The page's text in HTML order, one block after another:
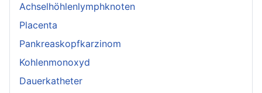
Achselhöhlenlymphknoten
Placenta
Pankreaskopfkarzinom
Kohlenmonoxyd
Dauerkatheter